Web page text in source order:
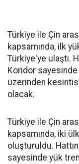
Türkiye ile Çin
kapsamında, ilk
Türkiye'ye ulaştı.
Koridor
üzerinden
olacak.
Türkiye ile Çin
kapsamında, iki
oluşturuldu.
sayesinde yük